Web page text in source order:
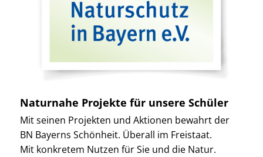
Naturnahe Projekte für unsere Schüler
Mit seinen Projekten und Aktionen bewahrt der
BN Bayerns Schönheit. Überall im Freistaat.
Mit konkretem Nutzen für Sie und die Natur.